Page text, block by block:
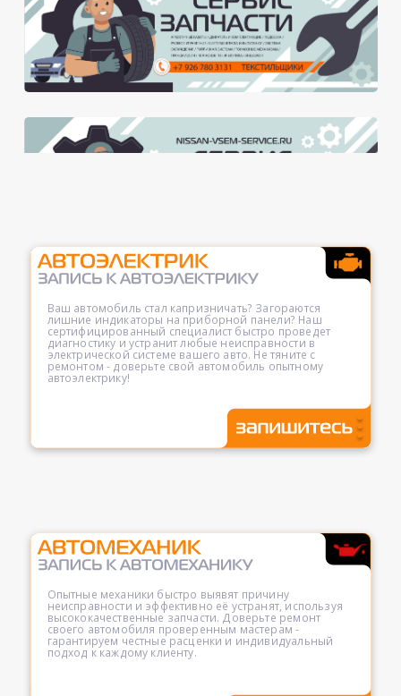
Ваш автомобиль стал капризничать? Загораются
лишние индикаторы на приборной панели? Наш
сертифицированный специалист быстро проведет
диагностику и устранит любые неисправности в
электрической системе вашего авто. Не тяните с
ремонтом - доверьте свой автомобиль опытному
автоэлектрику!
Опытные механики быстро выявят причину
неисправности и эффективно её устранят, используя
высококачественные запчасти. Доверьте ремонт
своего автомобиля проверенным мастерам -
гарантируем честные расценки и индивидуальный
подход к каждому клиенту.